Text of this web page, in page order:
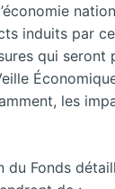
induits par
qui seront
les
Fonds